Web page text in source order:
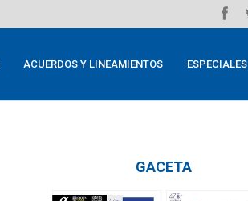
ACUERDOS Y LINEAMIENTOS ESPECIALES
GACETA